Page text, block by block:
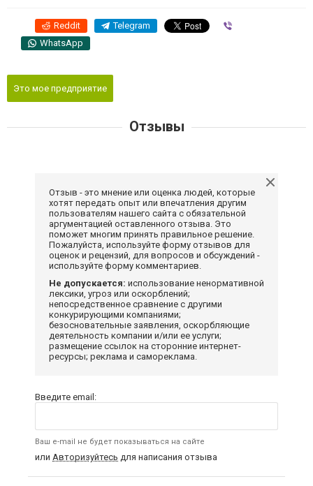
Reddit Telegram
WhatsApp
Это мое предприятие
Отзывы
Отзыв - это мнение или оценка людей, которые
хотят передать опыт или впечатления другим
пользователям нашего сайта с обязательной
аргументацией оставленного отзыва. Это
поможет многим принять правильное решение.
Пожалуйста, используйте форму отзывов для
оценок и рецензий, для вопросов и обсуждений -
используйте форму комментариев.
Не допускается: использование ненормативной
лексики, угроз или оскорблений;
непосредственное сравнение с другими
конкурирующими компаниями;
безосновательные заявления, оскорбляющие
деятельность компании и/или ее услуги;
размещение ссылок на сторонние интернет-
ресурсы; реклама и самореклама.
Введите email:
Ваш e-mail не будет показываться на сайте
или Авторизуйтесь для написания отзыва